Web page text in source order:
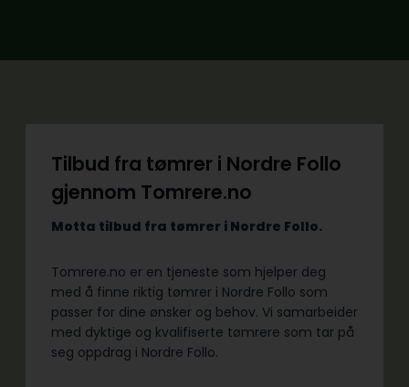
Tilbud fra tømrer i Nordre Follo
gjennom Tomrere.no
Motta tilbud fra tømrer i Nordre Follo.
Tomrere.no er en tjeneste som hjelper deg
med å finne riktig tømrer i Nordre Follo som
passer for dine ønsker og behov. Vi samarbeider
med dyktige og kvalifiserte tømrere som tar på
seg oppdrag i Nordre Follo.